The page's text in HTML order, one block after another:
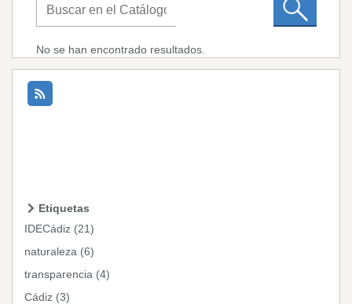
No se han encontrado resultados.
Etiquetas
IDECádiz (21)
naturaleza (6)
transparencia (4)
Cádiz (3)